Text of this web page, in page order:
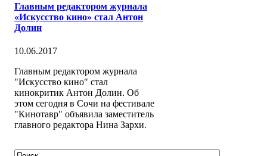
Главным редактором журнала
«Искусство кино» стал Антон
Долин
10.06.2017
Главным редактором журнала
"Искусство кино" стал
кинокритик Антон Долин. Об
этом сегодня в Сочи на фестивале
"Кинотавр" объявила заместитель
главного редактора Нина Зархи.